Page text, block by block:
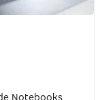
Notebooks